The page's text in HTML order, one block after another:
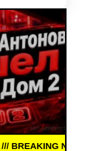
/// НОВОСТИ (СМИ)